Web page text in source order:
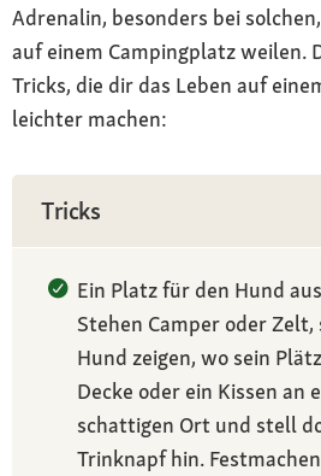
Adrenalin, besonders bei
auf einem Campingplatz weilen.
Tricks, die dir das Leben auf
leichter machen:
Tricks
Ein Platz für den Hund
Stehen Camper oder
Hund zeigen, wo sein
Decke oder ein Kissen an
schattigen Ort und stell
Trinknapf hin.